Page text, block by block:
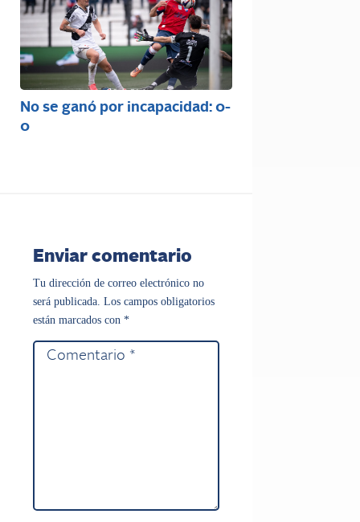
No se ganó por incapacidad: 0-
0
Enviar comentario
Tu dirección de correo electrónico no
será publicada. Los campos obligatorios
están marcados con *